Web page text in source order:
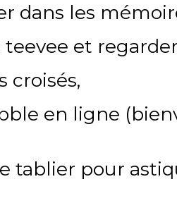
dans les
et
croisés,
en ligne
tablier pour